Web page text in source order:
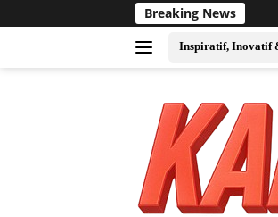
ke
Breaking News
Inspiratif, Inovatif